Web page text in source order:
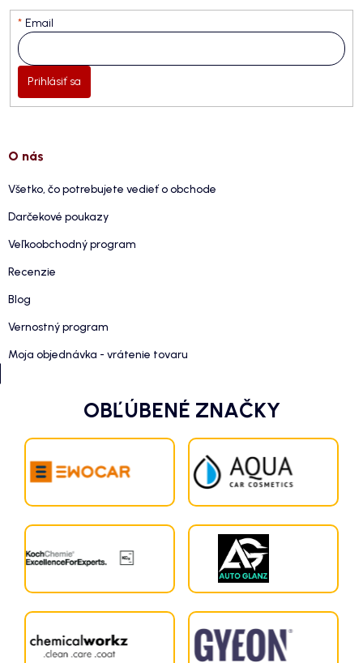
Email
Prihlásiť sa
O nás
Všetko, čo potrebujete vedieť o obchode
Darčekové poukazy
Veľkoobchodný program
Recenzie
Blog
Vernostný program
Moja objednávka - vrátenie tovaru
OBĽÚBENÉ ZNAČKY